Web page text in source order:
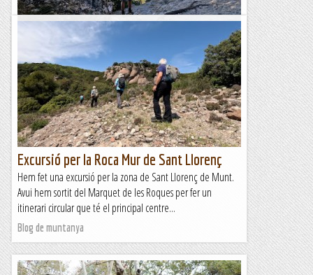
Cingles de Mont-ral i Forat de Pere Pòstol
Hem fet un llarg recorregut excursionista per les Muntanyes
de Prades, més concretament pels cingles de Mont-ral, un
conjunt de cingles que limiten un gran altiplà, el...
Blog de muntanya
Excursió per la Roca Mur de Sant Llorenç
Hem fet una excursió per la zona de Sant Llorenç de Munt.
Avui hem sortit del Marquet de les Roques per fer un
itinerari circular que té el principal centre...
Blog de muntanya